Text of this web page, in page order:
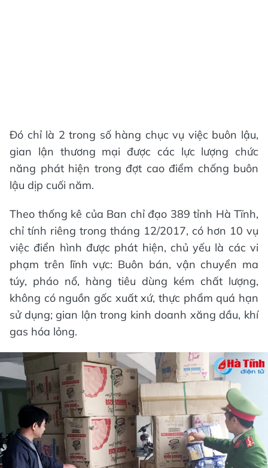
Đó chỉ là 2 trong số hàng chục vụ việc buôn lậu,
gian lận thương mại được các lực lượng chức
năng phát hiện trong đợt cao điểm chống buôn
lậu dịp cuối năm.
Theo thống kê của Ban chỉ đạo 389 tỉnh Hà Tĩnh,
chỉ tính riêng trong tháng 12/2017, có hơn 10 vụ
việc điển hình được phát hiện, chủ yếu là các vi
phạm trên lĩnh vực: Buôn bán, vận chuyển ma
túy, pháo nổ, hàng tiêu dùng kém chất lượng,
không có nguồn gốc xuất xứ, thực phẩm quá hạn
sử dụng; gian lận trong kinh doanh xăng dầu, khí
gas hóa lỏng.